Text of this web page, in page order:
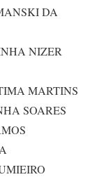
DA
NIZER
MARTINS
SOARES